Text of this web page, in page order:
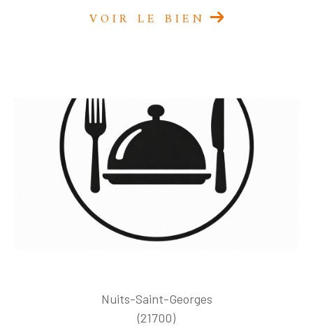
VOIR LE BIEN
Nuits-Saint-Georges
(21700)